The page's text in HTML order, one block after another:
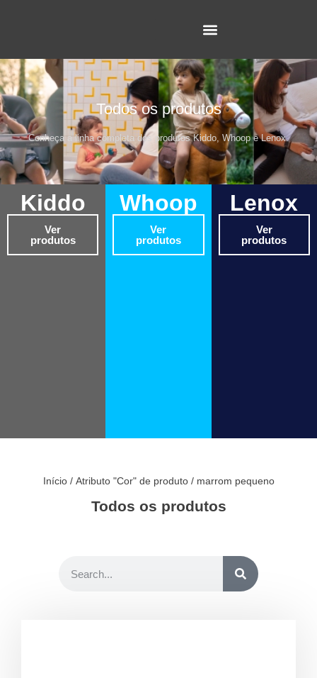
Todos os produtos
Conheça a linha completa dos produtos Kiddo, Whoop e Lenox.
Kiddo
Ver
produtos
Whoop
Ver
produtos
Lenox
Ver
produtos
Início/ Atributo "Cor" de produto / marrom pequeno
Todos os produtos